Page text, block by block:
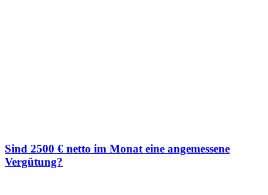
Sind 2500 € netto im Monat eine angemessene
Vergütung?